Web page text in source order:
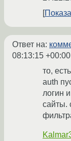
Ответ на:
08:13:15 +00:00
то,
auth
логин
сайты.